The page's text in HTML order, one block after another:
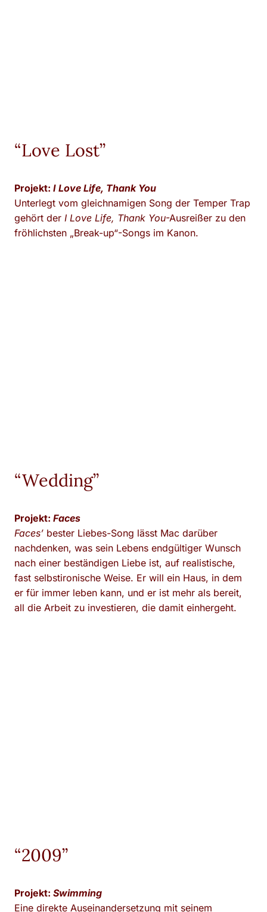
“Love Lost”
Projekt: I Love Life, Thank You
Unterlegt vom gleichnamigen Song der Temper Trap
gehört der I Love Life, Thank You-Ausreißer zu den
fröhlichsten „Break-up“-Songs im Kanon.
“Wedding”
Projekt: Faces
Faces’ bester Liebes-Song lässt Mac darüber
nachdenken, was sein Lebens endgültiger Wunsch
nach einer beständigen Liebe ist, auf realistische,
fast selbstironische Weise. Er will ein Haus, in dem
er für immer leben kann, und er ist mehr als bereit,
all die Arbeit zu investieren, die damit einhergeht.
“2009”
Projekt: Swimming
Eine direkte Auseinandersetzung mit seinem